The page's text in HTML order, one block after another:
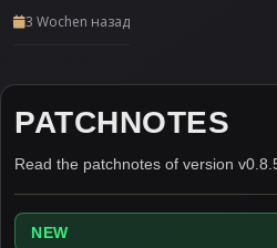
3 Wochen назад
PATCHNOTES
Read the patchnotes of version
NEW